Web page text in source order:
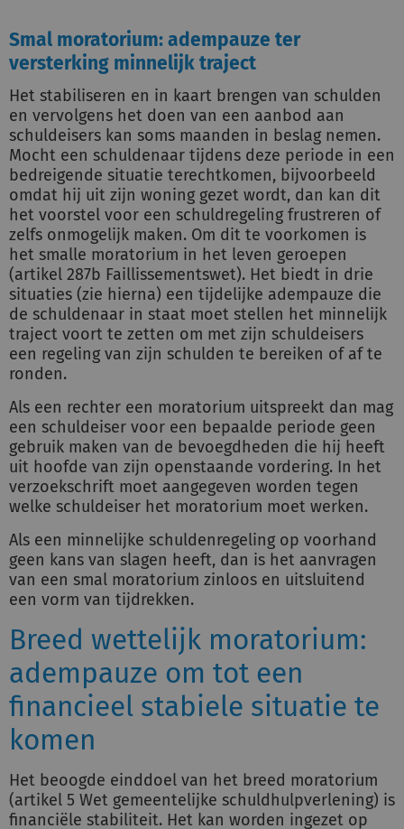
Smal moratorium: adempauze ter
versterking minnelijk traject
Het stabiliseren en in kaart brengen van schulden
en vervolgens het doen van een aanbod aan
schuldeisers kan soms maanden in beslag nemen.
Mocht een schuldenaar tijdens deze periode in een
bedreigende situatie terechtkomen, bijvoorbeeld
omdat hij uit zijn woning gezet wordt, dan kan dit
het voorstel voor een schuldregeling frustreren of
zelfs onmogelijk maken. Om dit te voorkomen is
het smalle moratorium in het leven geroepen
(artikel 287b Faillissementswet). Het biedt in drie
situaties (zie hierna) een tijdelijke adempauze die
de schuldenaar in staat moet stellen het minnelijk
traject voort te zetten om met zijn schuldeisers
een regeling van zijn schulden te bereiken of af te
ronden.
Als een rechter een moratorium uitspreekt dan mag
een schuldeiser voor een bepaalde periode geen
gebruik maken van de bevoegdheden die hij heeft
uit hoofde van zijn openstaande vordering. In het
verzoekschrift moet aangegeven worden tegen
welke schuldeiser het moratorium moet werken.
Als een minnelijke schuldenregeling op voorhand
geen kans van slagen heeft, dan is het aanvragen
van een smal moratorium zinloos en uitsluitend
een vorm van tijdrekken.
Breed wettelijk moratorium:
adempauze om tot een
financieel stabiele situatie te
komen
Het beoogde einddoel van het breed moratorium
(artikel 5 Wet gemeentelijke schuldhulpverlening) is
financiële stabiliteit. Het kan worden ingezet op